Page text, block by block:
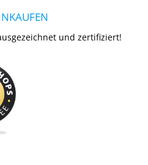
und zertifiziert!